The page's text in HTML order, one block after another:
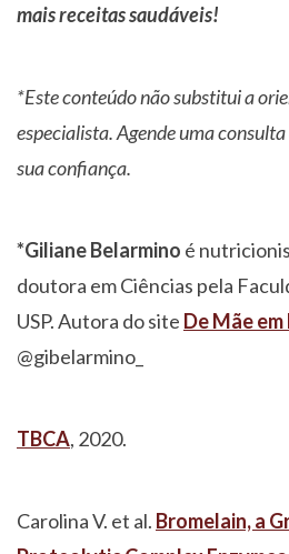
mais receitas saudáveis!
*Este conteúdo não substitui a
especialista. Agende uma
sua confiança.
*Giliane Belarmino é
doutora em Ciências pela
USP. Autora do site De Mãe
@gibelarmino_
TBCA, 2020.
Carolina V. et al. Bromelain, a